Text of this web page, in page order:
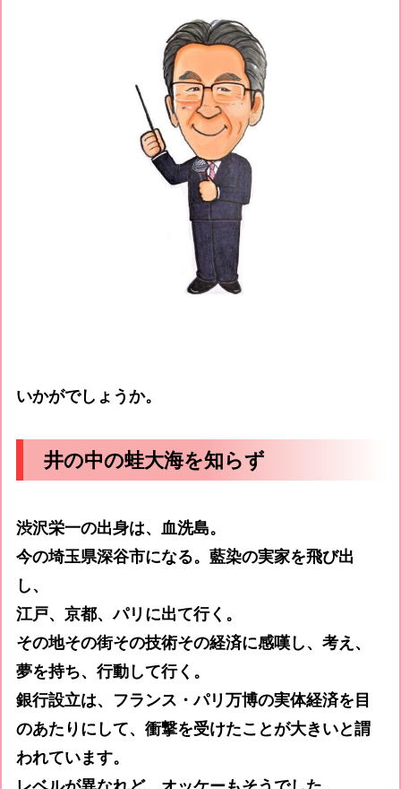
いかがでしょうか。
井の中の蛙大海を知らず
渋沢栄一の出身は、血洗島。
今の埼玉県深谷市になる。藍染の実家を飛び出
し、
江戸、京都、パリに出て行く。
その地その街その技術その経済に感嘆し、考え、
夢を持ち、行動して行く。
銀行設立は、フランス・パリ万博の実体経済を目
のあたりにして、衝撃を受けたことが大きいと謂
われています。